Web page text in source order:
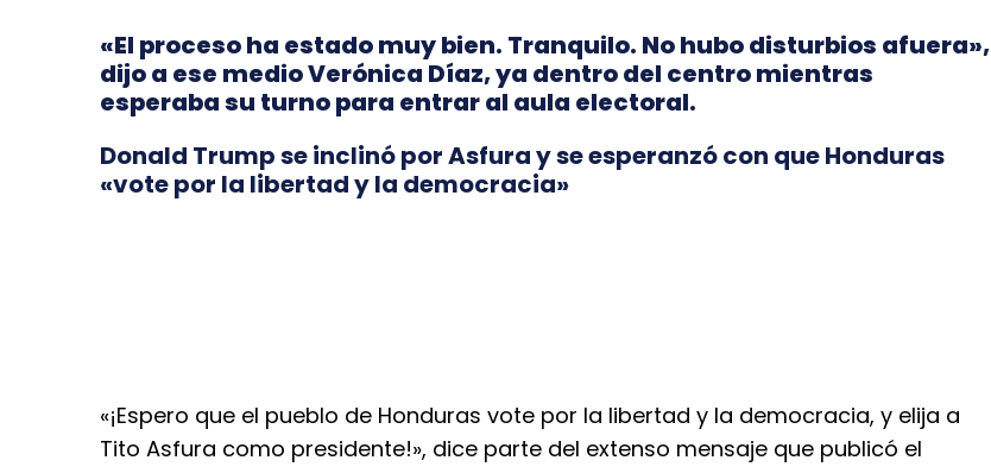
«El proceso ha estado muy bien. Tranquilo. No hubo disturbios afuera»,
dijo a ese medio Verónica Díaz, ya dentro del centro mientras
esperaba su turno para entrar al aula electoral.
Donald Trump se inclinó por Asfura y se esperanzó con que Honduras
«vote por la libertad y la democracia»
«¡Espero que el pueblo de Honduras vote por la libertad y la democracia, y elija a
Tito Asfura como presidente!», dice parte del extenso mensaje que publicó el